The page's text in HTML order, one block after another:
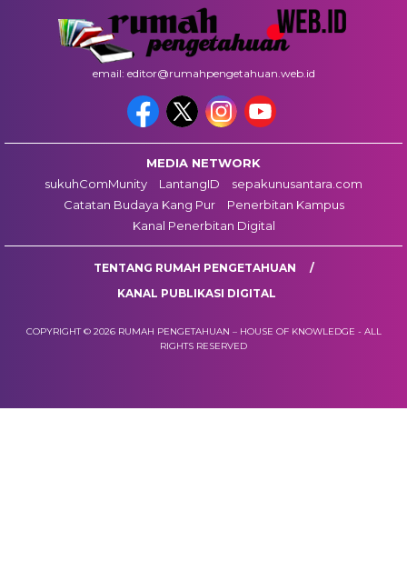
email: editor@rumahpengetahuan.web.id
MEDIA NETWORK
sukuhComMunity
LantangID
sepakunusantara.com
Catatan Budaya Kang Pur
Penerbitan Kampus
Kanal Penerbitan Digital
TENTANG RUMAH PENGETAHUAN
KANAL PUBLIKASI DIGITAL
COPYRIGHT © 2026 RUMAH PENGETAHUAN – HOUSE OF KNOWLEDGE - ALL
RIGHTS RESERVED